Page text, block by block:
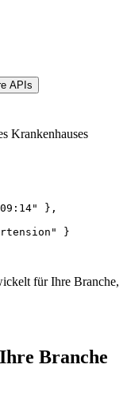
APIs
Krankenhauses
},
}
für Ihre Branche,
Branche